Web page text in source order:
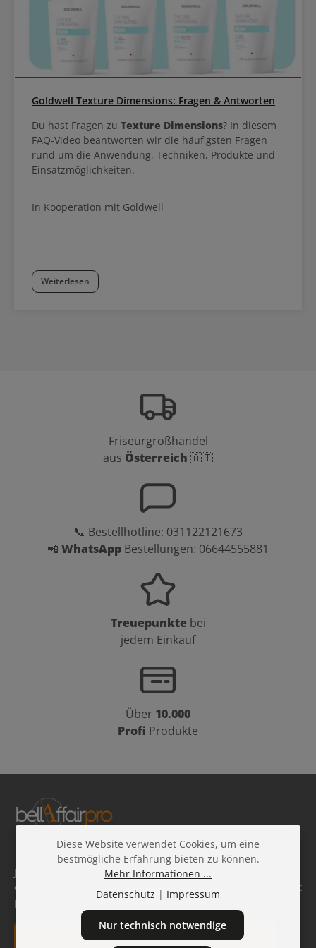
Bonding Color Mask 300ml: Alles auf einen Blick Tiefenpflege
Farbauffrischung, Neutralisation oder Colorplay 5-20 Minuten
mischbare Nuancen
Goldwell Texture Dimensions: Fragen & Antworten
Du hast Fragen zu Texture Dimensions? In diesem
FAQ-Video beantworten wir die häufigsten Fragen
rund um die Anwendung, Techniken, Produkte und
Einsatzmöglichkeiten.
In Kooperation mit Goldwell
Weiterlesen
Friseurgroßhandel
aus Österreich 🇦🇹
📞 Bestellhotline: 031122121673
📲 WhatsApp Bestellungen: 06644555881
Treuepunkte bei
jedem Einkauf
Über 10.000
Profi Produkte
Jetzt kostenlos zum BellAffairPRO Newsletter anmelden und
exklusive Angebote, Produktneuheiten und Profi-Tipps direkt
per E-Mail erhalten.
E-Mail-Adresse*
Diese Website verwendet Cookies, um eine
bestmögliche Erfahrung bieten zu können.
Mehr Informationen ...
Datenschutz | Impressum
Nur technisch notwendige